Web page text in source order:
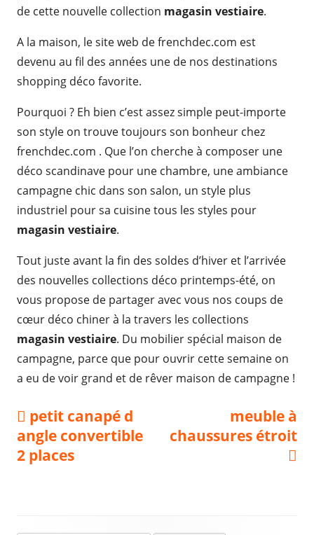
de cette nouvelle collection magasin vestiaire.
A la maison, le site web de frenchdec.com est
devenu au fil des années une de nos destinations
shopping déco favorite.
Pourquoi ? Eh bien c’est assez simple peut-importe
son style on trouve toujours son bonheur chez
frenchdec.com . Que l’on cherche à composer une
déco scandinave pour une chambre, une ambiance
campagne chic dans son salon, un style plus
industriel pour sa cuisine tous les styles pour
magasin vestiaire.
Tout juste avant la fin des soldes d’hiver et l’arrivée
des nouvelles collections déco printemps-été, on
vous propose de partager avec vous nos coups de
cœur déco chiner à la travers les collections
magasin vestiaire. Du mobilier spécial maison de
campagne, parce que pour ouvrir cette semaine on
a eu de voir grand et de rêver maison de campagne !
Navigation
de
Previous
article:
petit canapé d
angle convertible
2 places
Next
article:
meuble à
chaussures étroit